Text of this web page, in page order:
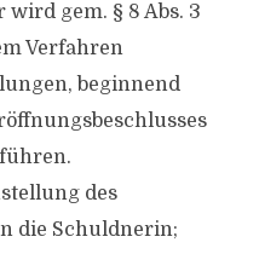
gem. § 8 Abs. 3
Verfahren
beginnend
des
die Schuldnerin;